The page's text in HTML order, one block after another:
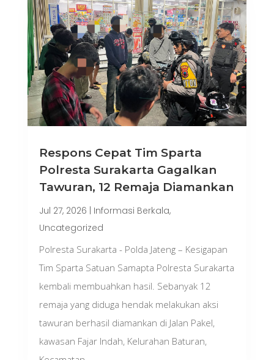
Respons Cepat Tim Sparta
Polresta Surakarta Gagalkan
Tawuran, 12 Remaja Diamankan
Jul 27, 2026 Informasi Berkala,
Uncategorized
Polresta Surakarta - Polda Jateng – Kesigapan
Tim Sparta Satuan Samapta Polresta Surakarta
kembali membuahkan hasil. Sebanyak 12
remaja yang diduga hendak melakukan aksi
tawuran berhasil diamankan di Jalan Pakel,
kawasan Fajar Indah, Kelurahan Baturan,